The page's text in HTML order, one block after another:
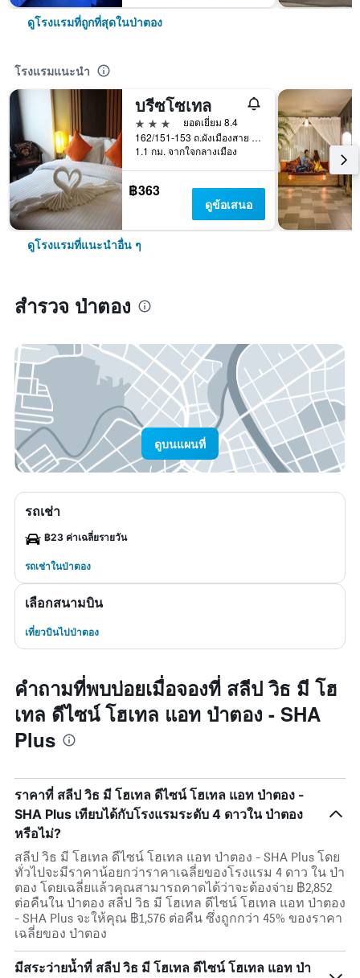
ดูโรงแรมที่ถูกที่สุดในป่าตอง
โรงแรมแนะนำ
บรีซโซเทล
3 ดาว
ยอดเยี่ยม 8.4
162/151-153 ถ.ผังเมืองสาย ก, ป่าตอง, ประเทศไทย
1.1 กม. จากใจกลางเมือง
฿363
ดูข้อเสนอ
ดูโรงแรมที่แนะนำอื่น ๆ
สำรวจ ป่าตอง
ดูบนแผนที่
รถเช่า
฿23 ค่าเฉลี่ยรายวัน
รถเช่าในป่าตอง
เลือกสนามบิน
เที่ยวบินไปป่าตอง
คำถามที่พบบ่อยเมื่อจองที่ สลีป วิธ มี โฮ
เทล ดีไซน์ โฮเทล แอท ป่าตอง - SHA
Plus
ราคาที่ สลีป วิธ มี โฮเทล ดีไซน์ โฮเทล แอท ป่าตอง -
SHA Plus เทียบได้กับโรงแรมระดับ 4 ดาวใน ป่าตอง
หรือไม่?
สลีป วิธ มี โฮเทล ดีไซน์ โฮเทล แอท ป่าตอง - SHA Plus โดย
ทั่วไปจะมีราคาน้อยกว่าราคาเฉลี่ยของโรงแรม 4 ดาว ใน ป่า
ตอง โดยเฉลี่ยแล้วคุณสามารถคาดได้ว่าจะต้องจ่าย ฿2,852
ต่อคืนใน ป่าตอง สลีป วิธ มี โฮเทล ดีไซน์ โฮเทล แอท ป่าตอง
- SHA Plus จะให้คุณ ฿1,576 ต่อคืน ซึ่งถูกกว่า 45% ของราคา
เฉลี่ยของ ป่าตอง
มีสระว่ายน้ำที่ สลีป วิธ มี โฮเทล ดีไซน์ โฮเทล แอท ป่า